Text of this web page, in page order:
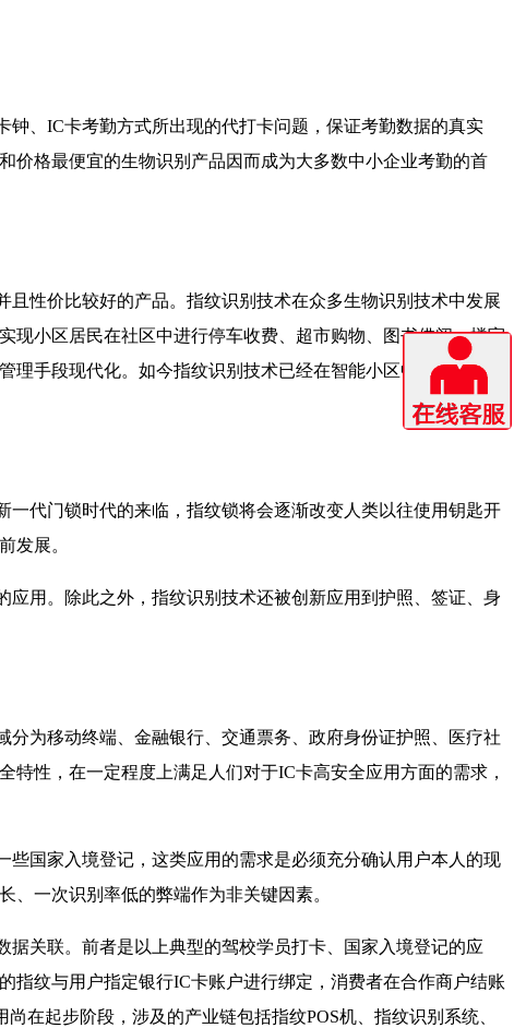
、IC卡考勤方式所出现的代打卡问题，保证考勤数据的真实
价格最便宜的生物识别产品因而成为大多数中小企业考勤的首
性价比较好的产品。指纹识别技术在众多生物识别技术中发展
现小区居民在社区中进行停车收费、超市购物、图书借阅、楼宇
手段现代化。如今指纹识别技术已经在智能小区中得到广泛应
代门锁时代的来临，指纹锁将会逐渐改变人类以往使用钥匙开
发展。
用。除此之外，指纹识别技术还被创新应用到护照、签证、身
为移动终端、金融银行、交通票务、政府身份证护照、医疗社
性，在一定程度上满足人们对于IC卡高安全应用方面的需求，
国家入境登记，这类应用的需求是必须充分确认用户本人的现
一次识别率低的弊端作为非关键因素。
关联。前者是以上典型的驾校学员打卡、国家入境登记的应
指纹与用户指定银行IC卡账户进行绑定，消费者在合作商户结账
在起步阶段，涉及的产业链包括指纹POS机、指纹识别系统、